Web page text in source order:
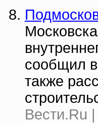
сообщил
также
Вести.Ru